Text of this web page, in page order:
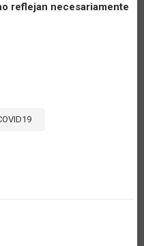
reflejan necesariamente